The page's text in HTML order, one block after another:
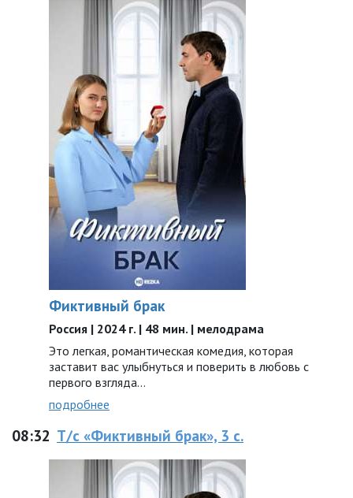
Фиктивный брак
Россия | 2024 г. | 48 мин. | мелодрама
Это легкая, романтическая комедия, которая
заставит вас улыбнуться и поверить в любовь с
первого взгляда…
подробнее
08:32 Т/с «Фиктивный брак», 3 с.